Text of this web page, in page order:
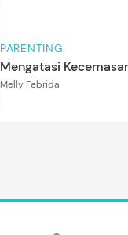
PARENTING
Mengatasi
Melly Febrida